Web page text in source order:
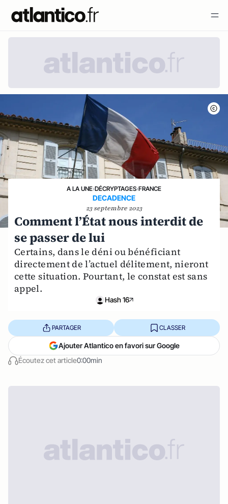
A LA UNE›DÉCRYPTAGES›FRANCE
DECADENCE
23 septembre 2023
Comment l’État nous interdit de
se passer de lui
Certains, dans le déni ou bénéficiant
directement de l’actuel délitement, nieront
cette situation. Pourtant, le constat est sans
appel.
Hash 16
Écoutez cet article0:00min
PARTAGER CLASSER
Ajouter Atlantico en favori sur Google